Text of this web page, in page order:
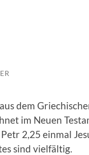
dem
im Neuen
2,25 einmal
sind vielfältig.